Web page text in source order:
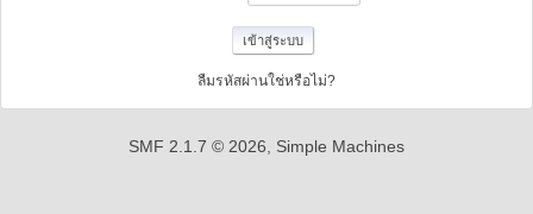
ลืมรหัสผ่านใช่หรือไม่?
SMF 2.1.7 © 2026, Simple Machines